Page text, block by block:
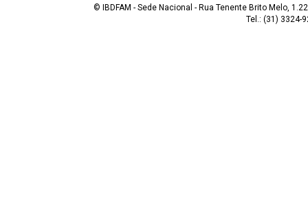
© IBDFAM - Sede Nacional - Rua Tenente Brito Melo,
Tel.: (31) 3324-